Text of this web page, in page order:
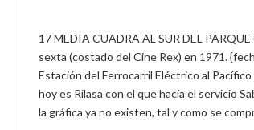
17 MEDIA CUADRA AL SUR DEL
sexta (costado del Cine Rex) en 1971.
Estación del Ferrocarril Eléctrico al
hoy es Rilasa con el que hacía el servicio
la gráfica ya no existen, tal y como se